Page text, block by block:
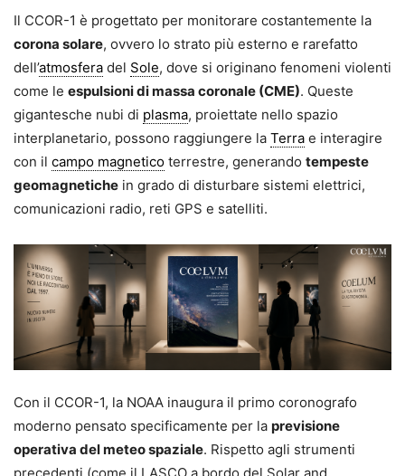
Il CCOR-1 è progettato per monitorare costantemente la
corona solare, ovvero lo strato più esterno e rarefatto
dell’atmosfera del Sole, dove si originano fenomeni violenti
come le espulsioni di massa coronale (CME). Queste
gigantesche nubi di plasma, proiettate nello spazio
interplanetario, possono raggiungere la Terra e interagire
con il campo magnetico terrestre, generando tempeste
geomagnetiche in grado di disturbare sistemi elettrici,
comunicazioni radio, reti GPS e satelliti.
Con il CCOR-1, la NOAA inaugura il primo coronografo
moderno pensato specificamente per la previsione
operativa del meteo spaziale. Rispetto agli strumenti